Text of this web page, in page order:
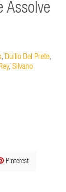
Assolve
, Duilio Del Prete,
, Silvano
Pinterest